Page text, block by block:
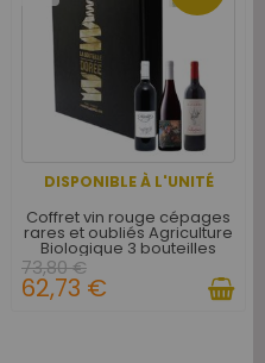
DISPONIBLE À L'UNITÉ
Coffret vin rouge cépages
rares et oubliés Agriculture
Biologique 3 bouteilles
73,80 €
62,73 €